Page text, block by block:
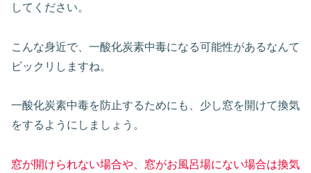
してください。
こんな身近で、一酸化炭素中毒になる可能性があるなんて
ビックリしますね。
一酸化炭素中毒を防止するためにも、少し窓を開けて換気
をするようにしましょう。
窓が開けられない場合や、窓がお風呂場にない場合は換気